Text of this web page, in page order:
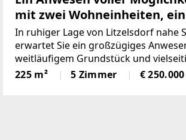
mit zwei Wohneinheiten,
als Wohn- oder
nutzbar, dazu ein
weitläufige Wiesen- und
In ruhiger Lage von Litzelsdorf nahe
erwartet Sie ein großzügiges
weitläufigem Grundstück und
Nutzungsmöglichkeiten – ideal
als auch für individuelle Projekte oder
225 m² 5 Zimmer € 250.000